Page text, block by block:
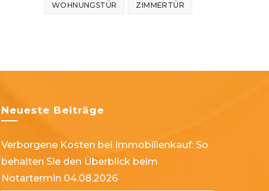
WOHNUNGSTÜR ZIMMERTÜR
Neueste Beiträge
Verborgene Kosten bei Immobilienkauf: So
behalten Sie den Überblick beim
Notartermin 04.08.2026